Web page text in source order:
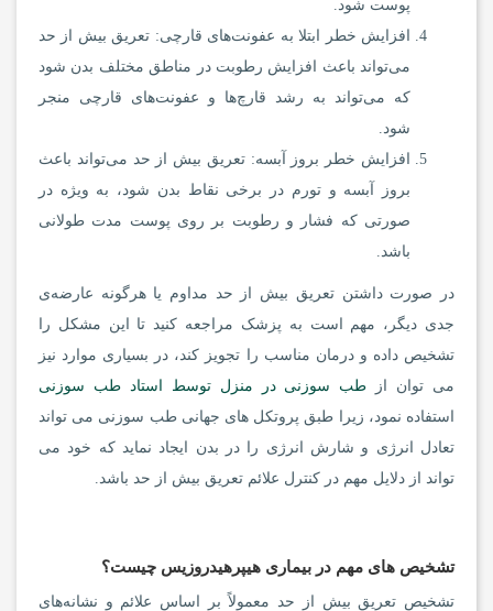
پوست شود.
افزایش خطر ابتلا به عفونت‌های قارچی: تعریق بیش از حد
می‌تواند باعث افزایش رطوبت در مناطق مختلف بدن شود
که می‌تواند به رشد قارچ‌ها و عفونت‌های قارچی منجر
شود.
افزایش خطر بروز آبسه: تعریق بیش از حد می‌تواند باعث
بروز آبسه و تورم در برخی نقاط بدن شود، به ویژه در
صورتی که فشار و رطوبت بر روی پوست مدت طولانی
باشد.
در صورت داشتن تعریق بیش از حد مداوم یا هرگونه عارضه‌ی
جدی دیگر، مهم است به پزشک مراجعه کنید تا این مشکل را
تشخیص داده و درمان مناسب را تجویز کند، در بسیاری موارد نیز
می توان از طب سوزنی در منزل توسط استاد طب سوزنی
استفاده نمود، زیرا طبق پروتکل های جهانی طب سوزنی می تواند
تعادل انرژی و شارش انرژی را در بدن ایجاد نماید که خود می
تواند از دلایل مهم در کنترل علائم تعریق بیش از حد باشد.
تشخیص های مهم در بیماری هیپرهیدروزیس چیست؟
تشخیص تعریق بیش از حد معمولاً بر اساس علائم و نشانه‌های